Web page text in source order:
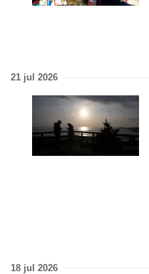
21 jul 2026
18 jul 2026